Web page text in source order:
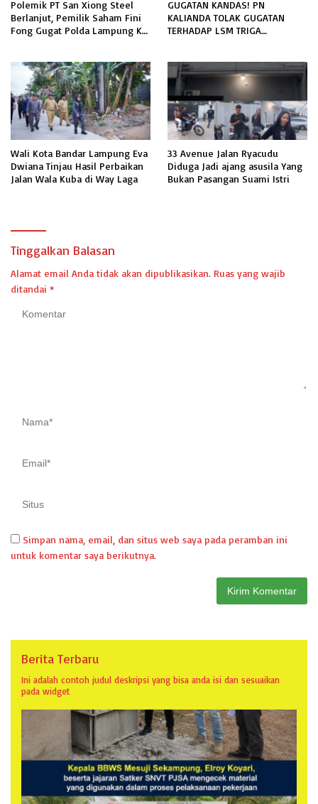
Polemik PT San Xiong Steel
Berlanjut, Pemilik Saham Fini
Fong Gugat Polda Lampung Ke
GUGATAN KANDAS! PN
KALIANDA TOLAK GUGATAN
TERHADAP LSM TRIGA
Wali Kota Bandar Lampung Eva
Dwiana Tinjau Hasil Perbaikan
Jalan Wala Kuba di Way Laga
33 Avenue Jalan Ryacudu
Diduga Jadi ajang asusila Yang
Bukan Pasangan Suami Istri
Tinggalkan Balasan
Alamat email Anda tidak akan dipublikasikan. Ruas yang wajib
ditandai *
Simpan nama, email, dan situs web saya pada peramban ini
untuk komentar saya berikutnya.
Berita Terbaru
Ini adalah contoh judul deskripsi yang bisa anda isi dan sesuaikan
pada widget